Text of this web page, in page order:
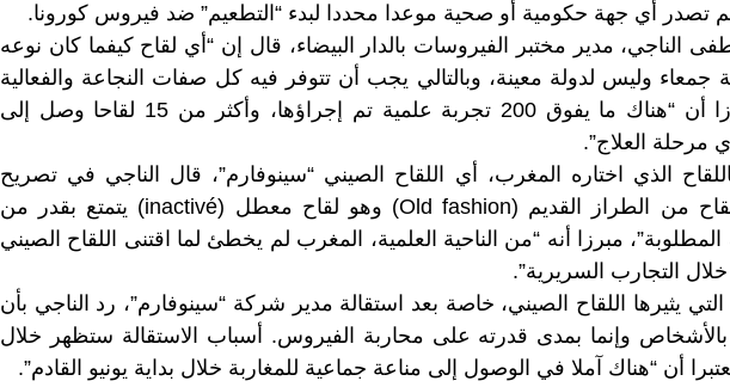
لم تصدر أي جهة حكومية أو صحية موعدا محددا لبدء “التطعيم” ضد فيروس كورونا.
الناجي، مدير مختبر الفيروسات بالدار البيضاء، قال إن “أي لقاح كيفما كان نوعه
جمعاء وليس لدولة معينة، وبالتالي يجب أن تتوفر فيه كل صفات النجاعة والفعالية
والشفافية”، مبرزا أن “هناك ما يفوق 200 تجربة علمية تم إجراؤها، وأكثر من 15 لقاحا وصل إلى
أي مرحلة العلاج”.
الذي اختاره المغرب، أي اللقاح الصيني “سينوفارم”، قال الناجي في تصريح
لهسبريس إنه “لقاح من الطراز القديم (Old fashion) وهو لقاح معطل (inactivé) يتمتع بقدر من
المطلوبة”، مبرزا أنه “من الناحية العلمية، المغرب لم يخطئ لما اقتنى اللقاح الصيني
خلال التجارب السريرية”.
يثيرها اللقاح الصيني، خاصة بعد استقالة مدير شركة “سينوفارم”، رد الناجي بأن
بالأشخاص وإنما بمدى قدرته على محاربة الفيروس. أسباب الاستقالة ستظهر خلال
معتبرا أن “هناك آملا في الوصول إلى مناعة جماعية للمغاربة خلال بداية يونيو القادم”.